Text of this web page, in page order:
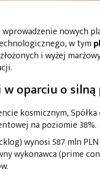
nowych
w tym
i wyżej
oparciu o
kosmicznym,
na poziomie 38%.
wynosi 587 mln
wykonawca (prime